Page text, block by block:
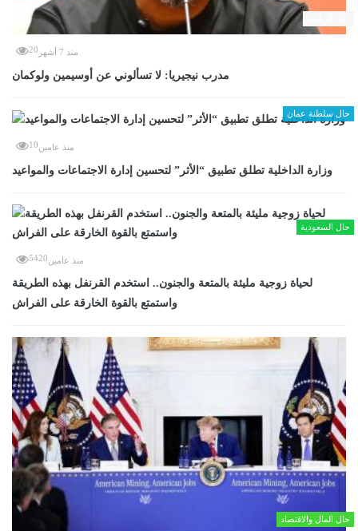
منذ 7 أشهر 20
مدرب نيجيريا: لا تسألوني عن أوسيمين ولوكمان
حال سلطنة عمان
منذ عامين10
وزارة الداخلية تطلق تطبيق “الأثر” لتحسين إدارة الاجتماعات والمواعيد
حال السعودية
منذ عامين5420
لحياة زوجية مليئة بالمتعة والجنون.. استخدم القرنفل بهذه الطريقة
واستمتع بالقوة الخارقة على الفراش
حال المال والاقتصاد